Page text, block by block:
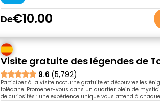
De€10.00
Visite gratuite des légendes de
9.6 (5,792)
Participez à la visite nocturne gratuite et découvrez les
tolédane. Promenez-vous dans un quartier plein de
de curiosités : une expérience unique vous attend à